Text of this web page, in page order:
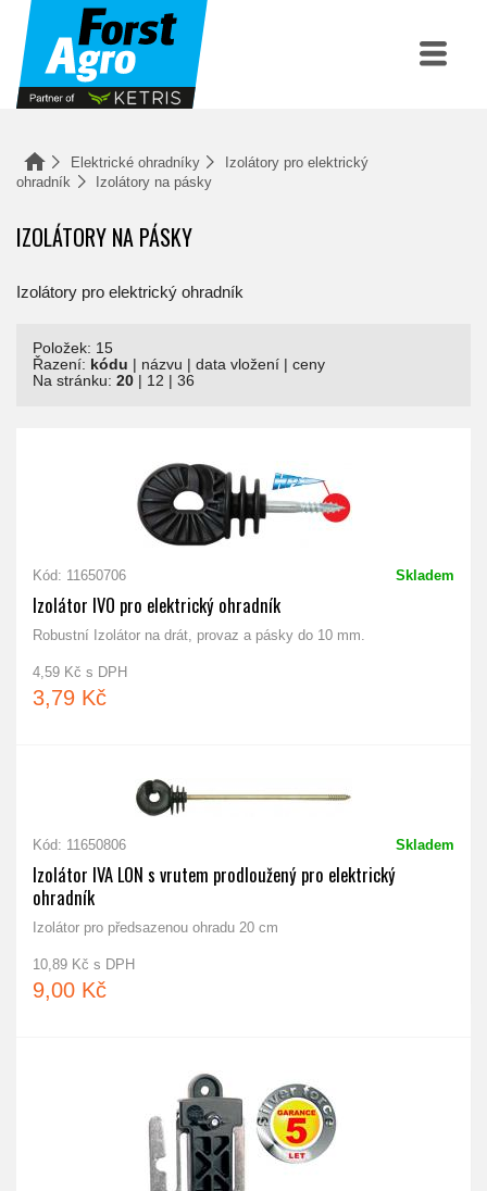
Elektrické ohradníky
Izolátory pro elektrický
ohradník
Izolátory na pásky
IZOLÁTORY NA PÁSKY
Izolátory pro elektrický ohradník
Položek: 15
Řazení: kódu | názvu | data vložení | ceny
Na stránku: 20 | 12 | 36
Kód: 11650706 Skladem
Izolátor IVO pro elektrický ohradník
Robustní Izolátor na drát, provaz a pásky do 10 mm.
4,59 Kč s DPH
3,79 Kč
Kód: 11650806 Skladem
Izolátor IVA LON s vrutem prodloužený pro elektrický
ohradník
Izolátor pro předsazenou ohradu 20 cm
10,89 Kč s DPH
9,00 Kč